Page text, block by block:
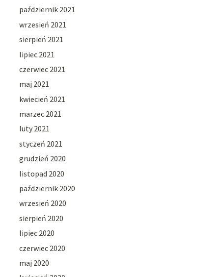
październik 2021
wrzesień 2021
sierpień 2021
lipiec 2021
czerwiec 2021
maj 2021
kwiecień 2021
marzec 2021
luty 2021
styczeń 2021
grudzień 2020
listopad 2020
październik 2020
wrzesień 2020
sierpień 2020
lipiec 2020
czerwiec 2020
maj 2020